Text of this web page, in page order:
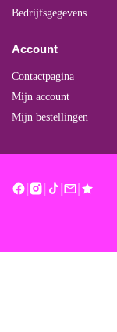
Bedrijfsgegevens
Account
Contactpagina
Mijn account
Mijn bestellingen